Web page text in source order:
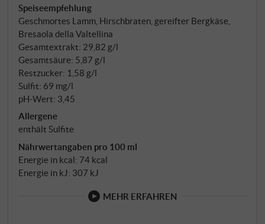
Nebbiolo heißt hier Chiavennasca – der lokale Name
für eine Rebsorte, die sich in der Valtellina über
Jahrhunderte eigenständig entwickelt hat.
Weinberge auf 350 bis 550 Metern, Südexposition,
anstrengende Handlese auf unwirtlichen Terrassen.
Im Keller: Fermentation bei kontrollierten
Temperaturen, Reife in kleinen Eichenfässern.
Speiseempfehlung
Geschmortes Lamm, Hirschbraten, gereifter Bergkäse,
Bresaola della Valtellina
Gesamtextrakt: 29,82 g/l
Gesamtsäure: 5,87 g/l
Restzucker: 1,58 g/l
Sulfit: 69 mg/l
pH-Wert: 3,45
Allergene
enthält Sulfite
Nährwertangaben pro 100 ml
Energie in kcal: 74 kcal
Energie in kJ: 307 kJ
MEHR ERFAHREN